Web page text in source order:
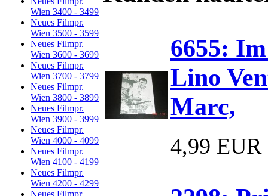
Wien 3400 - 3499
Neues Filmpr.
Wien 3500 - 3599
Neues Filmpr.
Wien 3600 - 3699
Neues Filmpr.
Wien 3700 - 3799
Neues Filmpr.
Wien 3800 - 3899
Neues Filmpr.
Wien 3900 - 3999
Neues Filmpr.
Wien 4000 - 4099
Neues Filmpr.
Wien 4100 - 4199
Neues Filmpr.
Wien 4200 - 4299
Neues Filmpr.
6655:
Lino
Marc,
4,99 EUR